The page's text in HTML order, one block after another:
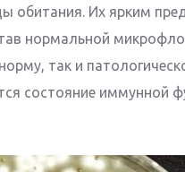
обитания. Их ярким
нормальной
так и
состояние иммунной